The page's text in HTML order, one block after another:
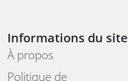
Informations du site
À propos
Politique de